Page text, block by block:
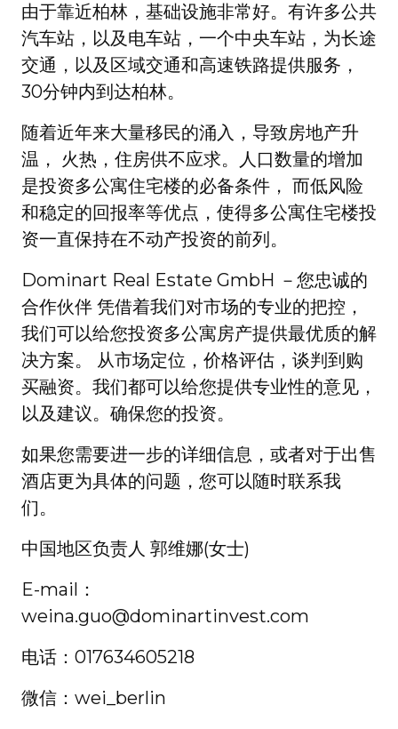
由于靠近柏林，基础设施非常好。有许多公共
汽车站，以及电车站，一个中央车站，为长途
交通，以及区域交通和高速铁路提供服务，
30分钟内到达柏林。
随着近年来大量移民的涌入，导致房地产升
温， 火热，住房供不应求。人口数量的增加
是投资多公寓住宅楼的必备条件， 而低风险
和稳定的回报率等优点，使得多公寓住宅楼投
资一直保持在不动产投资的前列。
Dominart Real Estate GmbH －您忠诚的
合作伙伴 凭借着我们对市场的专业的把控，
我们可以给您投资多公寓房产提供最优质的解
决方案。 从市场定位，价格评估，谈判到购
买融资。我们都可以给您提供专业性的意见，
以及建议。确保您的投资。
如果您需要进一步的详细信息，或者对于出售
酒店更为具体的问题，您可以随时联系我
们。
中国地区负责人 郭维娜(女士)
E-mail：
weina.guo@dominartinvest.com
电话：017634605218
微信：wei_berlin